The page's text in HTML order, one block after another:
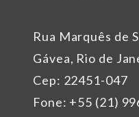
Rua Marquês de
Gávea, Rio de
Cep: 22451-047
Fone: +55 (21)